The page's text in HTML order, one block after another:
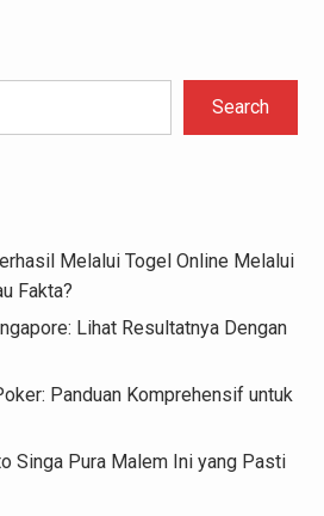
Search
Melalui Togel Online Melalui
Fakta?
Lihat Resultatnya Dengan
Panduan Komprehensif untuk
Singa Pura Malem Ini yang Pasti